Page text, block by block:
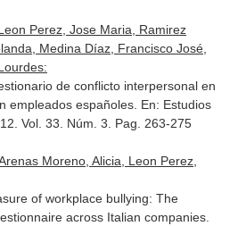
Perez, Jose Maria, Ramirez
Medina Díaz, Francisco José,
de conflicto interpersonal en
empleados españoles. En: Estudios
Vol. 33. Núm. 3. Pag. 263-275
Moreno, Alicia, Leon Perez,
of workplace bullying: The
across Italian companies.